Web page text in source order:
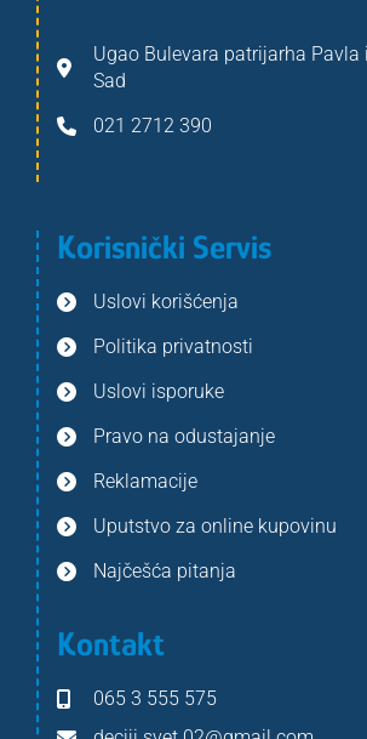
Ugao Bulevara patrijarha Pavla
Sad
021 2712 390
Korisnički Servis
Uslovi korišćenja
Politika privatnosti
Uslovi isporuke
Pravo na odustajanje
Reklamacije
Uputstvo za online kupovinu
Najčešća pitanja
Kontakt
065 3 555 575